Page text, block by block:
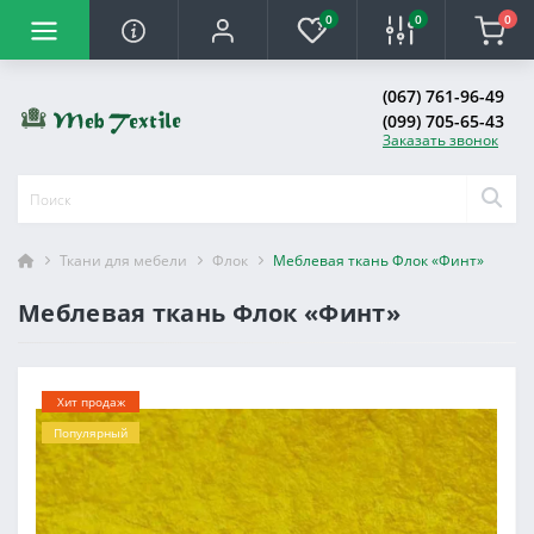
0 0 0
(067) 761-96-49
(099) 705-65-43
Заказать звонок
Ткани для мебели Флок Меблевая ткань Флок «Финт»
Меблевая ткань Флок «Финт»
Хит продаж
Популярный